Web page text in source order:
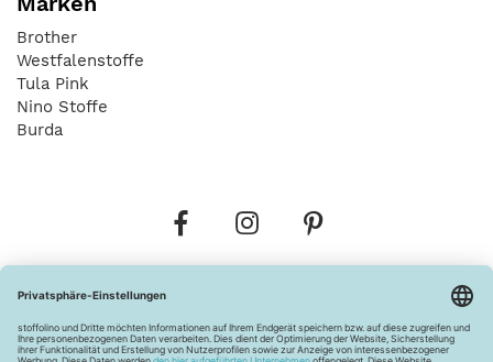
Brother
Westfalenstoffe
Tula Pink
Nino Stoffe
Burda
Widerrufsbelehrung Vertrag widerrufen